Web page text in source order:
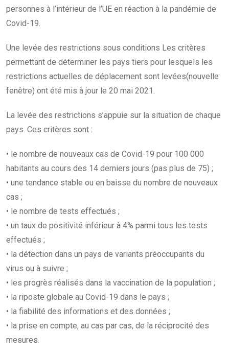
personnes à l’intérieur de l’UE en réaction à la pandémie de
Covid-19.
Une levée des restrictions sous conditions Les critères
permettant de déterminer les pays tiers pour lesquels les
restrictions actuelles de déplacement sont levées(nouvelle
fenêtre) ont été mis à jour le 20 mai 2021.
La levée des restrictions s’appuie sur la situation de chaque
pays. Ces critères sont :
• le nombre de nouveaux cas de Covid-19 pour 100 000
habitants au cours des 14 derniers jours (pas plus de 75) ;
• une tendance stable ou en baisse du nombre de nouveaux
cas ;
• le nombre de tests effectués ;
• un taux de positivité inférieur à 4% parmi tous les tests
effectués ;
• la détection dans un pays de variants préoccupants du
virus ou à suivre ;
• les progrès réalisés dans la vaccination de la population ;
• la riposte globale au Covid-19 dans le pays ;
• la fiabilité des informations et des données ;
• la prise en compte, au cas par cas, de la réciprocité des
mesures.